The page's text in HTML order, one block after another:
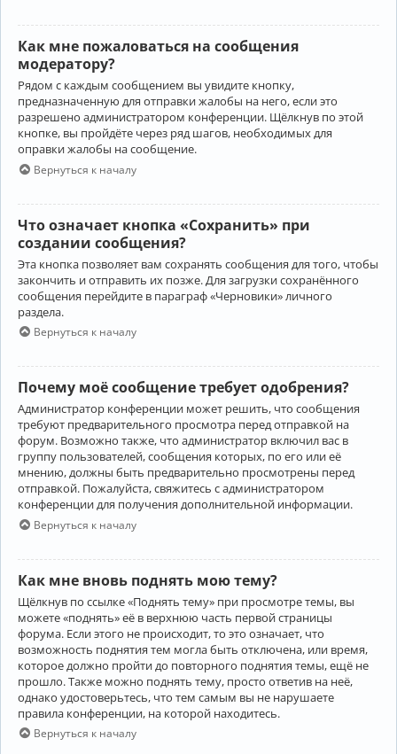
Как мне пожаловаться на сообщения
модератору?
Рядом с каждым сообщением вы увидите кнопку,
предназначенную для отправки жалобы на него, если это
разрешено администратором конференции. Щёлкнув по этой
кнопке, вы пройдёте через ряд шагов, необходимых для
оправки жалобы на сообщение.
Вернуться к началу
Что означает кнопка «Сохранить» при
создании сообщения?
Эта кнопка позволяет вам сохранять сообщения для того, чтобы
закончить и отправить их позже. Для загрузки сохранённого
сообщения перейдите в параграф «Черновики» личного
раздела.
Вернуться к началу
Почему моё сообщение требует одобрения?
Администратор конференции может решить, что сообщения
требуют предварительного просмотра перед отправкой на
форум. Возможно также, что администратор включил вас в
группу пользователей, сообщения которых, по его или её
мнению, должны быть предварительно просмотрены перед
отправкой. Пожалуйста, свяжитесь с администратором
конференции для получения дополнительной информации.
Вернуться к началу
Как мне вновь поднять мою тему?
Щёлкнув по ссылке «Поднять тему» при просмотре темы, вы
можете «поднять» её в верхнюю часть первой страницы
форума. Если этого не происходит, то это означает, что
возможность поднятия тем могла быть отключена, или время,
которое должно пройти до повторного поднятия темы, ещё не
прошло. Также можно поднять тему, просто ответив на неё,
однако удостоверьтесь, что тем самым вы не нарушаете
правила конференции, на которой находитесь.
Вернуться к началу